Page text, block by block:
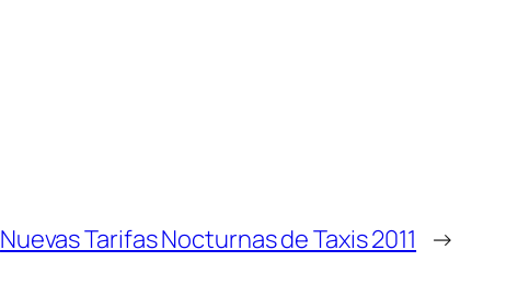
Nuevas Tarifas Nocturnas de Taxis 2011 →